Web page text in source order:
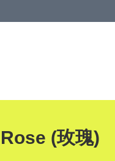
Rose (玫瑰)